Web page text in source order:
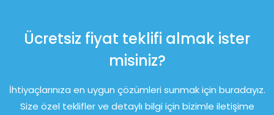
Ücretsiz fiyat teklifi almak ister
misiniz?
İhtiyaçlarınıza en uygun çözümleri sunmak için buradayız.
Size özel teklifler ve detaylı bilgi için bizimle iletişime